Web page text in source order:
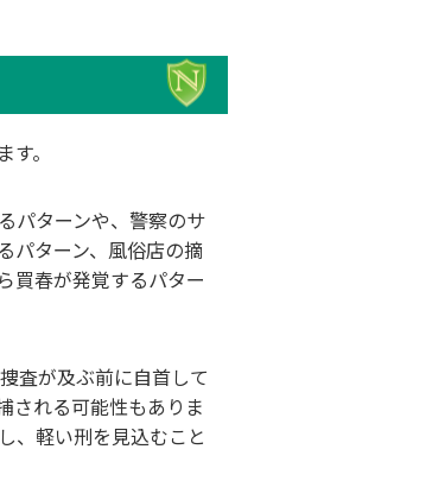
。
パターンや、警察のサ
パターン、風俗店の摘
買春が発覚するパター
査が及ぶ前に自首して
される可能性もありま
、軽い刑を見込むこと